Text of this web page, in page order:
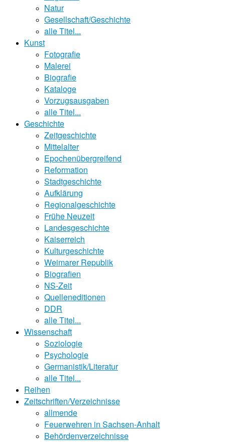
Natur
Gesellschaft/Geschichte
alle Titel...
Kunst
Fotografie
Malerei
Biografie
Kataloge
Vorzugsausgaben
alle Titel...
Geschichte
Zeitgeschichte
Mittelalter
Epochenübergreifend
Reformation
Stadtgeschichte
Aufklärung
Regionalgeschichte
Frühe Neuzeit
Landesgeschichte
Kaiserreich
Kulturgeschichte
Weimarer Republik
Biografien
NS-Zeit
Quelleneditionen
DDR
alle Titel...
Wissenschaft
Soziologie
Psychologie
Germanistik/Literatur
alle Titel...
Reihen
Zeitschriften/Verzeichnisse
allmende
Feuerwehren in Sachsen-Anhalt
Behördenverzeichnisse